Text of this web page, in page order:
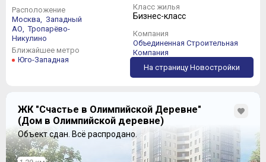
Расположение
Москва,
Западный
АО,
Тропарёво-
Никулино
Ближайшее метро
Юго-Западная
Класс жилья
Бизнес-класс
Компания
Объединенная Строительная
Компания
На страницу Новостройки
ЖК "Счастье в Олимпийской Деревне"
(Дом в Олимпийской деревне)
Объект сдан. Всё распродано.